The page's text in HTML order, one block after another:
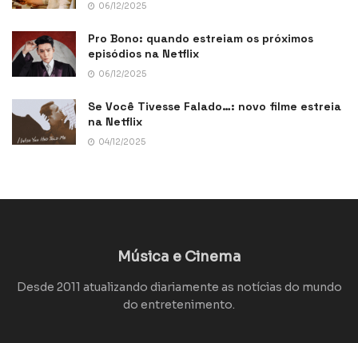
06/12/2025
Pro Bono: quando estreiam os próximos
episódios na Netflix
06/12/2025
Se Você Tivesse Falado…: novo filme estreia
na Netflix
04/12/2025
Música e Cinema
Desde 2011 atualizando diariamente as notícias do mundo
do entretenimento.